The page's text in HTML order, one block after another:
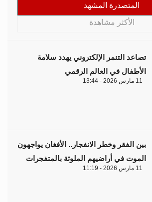
المتصدرة المشهد
الأكثر مشاهدة
تصاعد التنمر الإلكتروني يهدد سلامة
الأطفال في العالم الرقمي
11 مارس 2026 - 13:44
بين الفقر وخطر الانفجار.. الأفغان يواجهون
الموت في أراضيهم الملوثة بالمتفجرات
11 مارس 2026 - 11:19